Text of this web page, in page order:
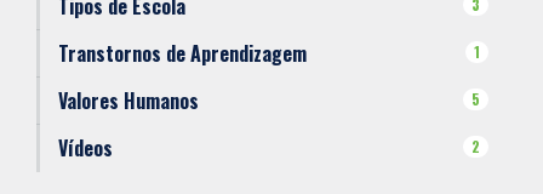
Tipos de Escola 3
Transtornos de Aprendizagem 1
Valores Humanos 5
Vídeos 2